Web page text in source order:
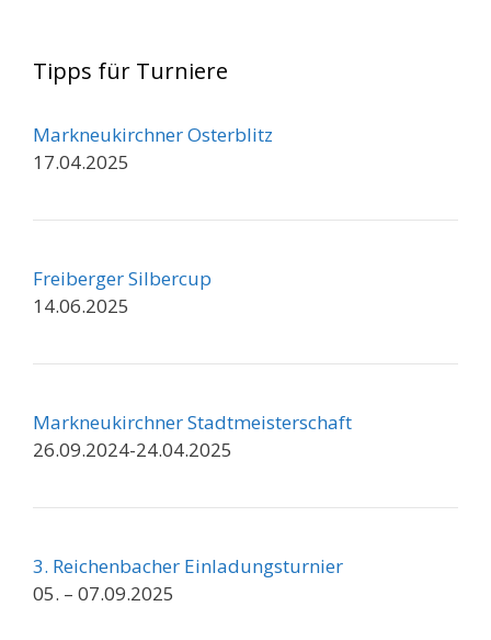
Tipps für Turniere
Markneukirchner Osterblitz
17.04.2025
Freiberger Silbercup
14.06.2025
Markneukirchner Stadtmeisterschaft
26.09.2024-24.04.2025
3. Reichenbacher Einladungsturnier
05. – 07.09.2025